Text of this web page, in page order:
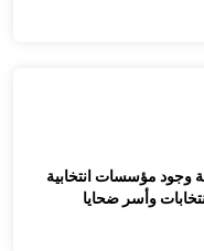
وجود مؤسسات انتخابية
وأسر ضحايا